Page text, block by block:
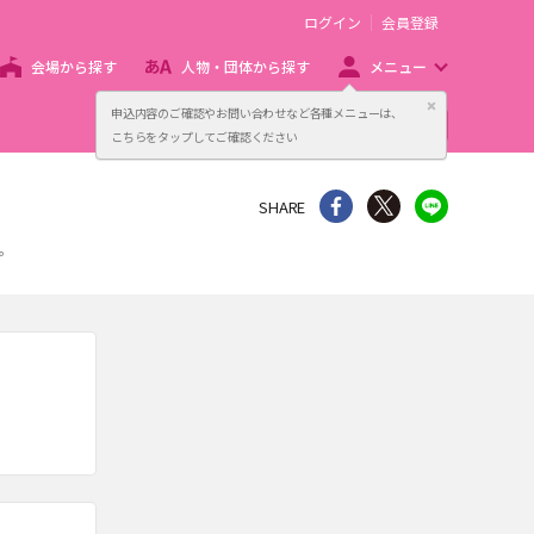
申込内容のご確認やお問い合わせなど各種メニューは、
こちらをタップしてご確認ください
閉じる
ログイン 会員登録
会場から探す 人物・団体から探す メニュー
主催者向け販売サービス
SHARE シェア Twitter